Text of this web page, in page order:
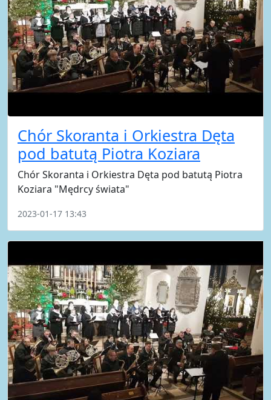
Chór Skoranta i Orkiestra Dęta
pod batutą Piotra Koziara
Chór Skoranta i Orkiestra Dęta pod batutą Piotra
Koziara "Mędrcy świata"
2023-01-17 13:43